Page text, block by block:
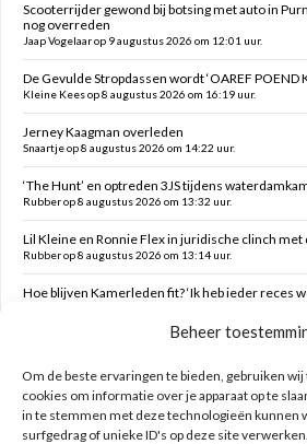
Beheer
Om de beste ervaringen te bieden, gebruiken
cookies om informatie over je apparaat op te
in te stemmen met deze technologieën kunnen
surfgedrag of unieke ID's op deze site
Scooterrijder gewond bij botsing met auto in
nog overreden
Jaap Vogelaar op 9 augustus 2026 om 12:01 uur.
De Gevulde Stropdassen wordt ‘OAREF POEND
Kleine Kees op 8 augustus 2026 om 16:19 uur.
Jerney Kaagman overleden
Snaartje op 8 augustus 2026 om 14:22 uur.
‘The Hunt’ en optreden 3JS tijdens
Rubber op 8 augustus 2026 om 13:32 uur.
Lil Kleine en Ronnie Flex in juridische clinch met
Rubber op 8 augustus 2026 om 13:14 uur.
Hoe blijven Kamerleden fit? ‘Ik heb ieder reces
Zoeken op deze site